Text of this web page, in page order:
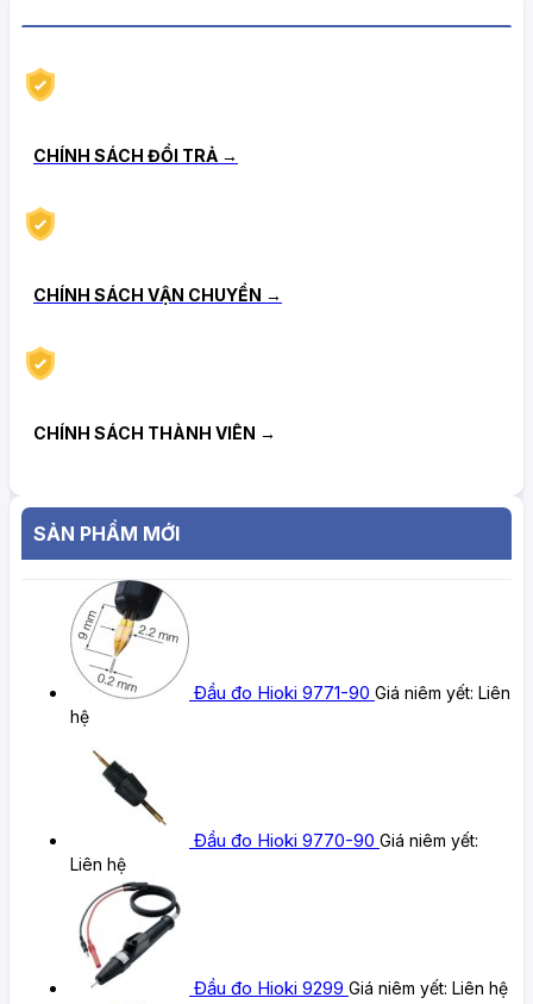
CHÍNH SÁCH ĐỔI TRẢ →
CHÍNH SÁCH VẬN CHUYỂN →
CHÍNH SÁCH THÀNH VIÊN →
SẢN PHẨM MỚI
Đầu đo Hioki 9771-90 Giá niêm yết: Liên
hệ
Đầu đo Hioki 9770-90 Giá niêm yết:
Liên hệ
Đầu đo Hioki 9299 Giá niêm yết: Liên hệ